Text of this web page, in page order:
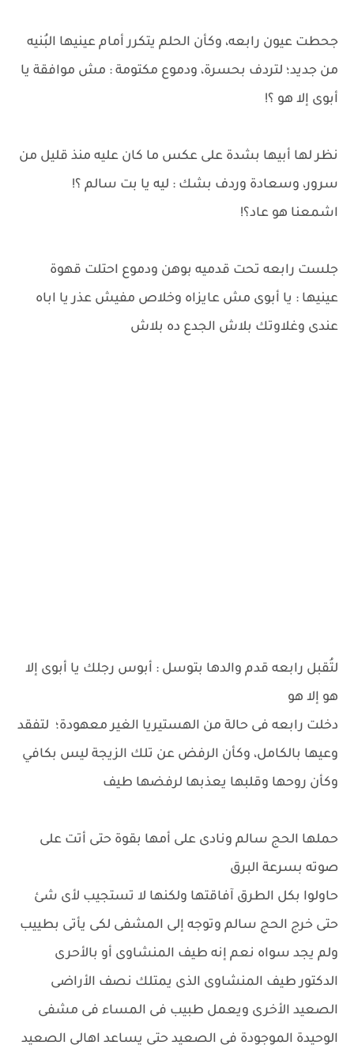
جحطت عيون رابعه، وكأن الحلم يتكرر أمام عينيها البُنيه
من جديد؛ لتردف بحسرة، ودموع مكتومة : مش موافقة يا
أبوى إلا هو ؟!
نظر لها أبيها بشدة على عكس ما كان عليه منذ قليل من
سرور، وسعادة وردف بشك : ليه يا بت سالم ؟!
اشمعنا هو عاد؟!
جلست رابعه تحت قدميه بوهن ودموع احتلت قهوة
عينيها : يا أبوى مش عايزاه وخلاص مفيش عذر يا اباه
عندى وغلاوتك بلاش الجدع ده بلاش
لتُقبل رابعه قدم والدها بتوسل : أبوس رجلك يا أبوى إلا
هو إلا هو
دخلت رابعه فى حالة من الهستيريا الغير معهودة؛ لتفقد
وعيها بالكامل، وكأن الرفض عن تلك الزيجة ليس بكافي
وكأن روحها وقلبها يعذبها لرفضها طيف
حملها الحج سالم ونادى على أمها بقوة حتى أتت على
صوته بسرعة البرق
حاولوا بكل الطرق آفاقتها ولكنها لا تستجيب لأى شئ
حتى خرج الحج سالم وتوجه إلى المشفى لكى يأتى بطييب
ولم يجد سواه نعم إنه طيف المنشاوى أو بالأحرى
الدكتور طيف المنشاوى الذى يمتلك نصف الأراضى
الصعيد الأخرى ويعمل طبيب فى المساء فى مشفى
الوحيدة الموجودة فى الصعيد حتى يساعد اهالى الصعيد